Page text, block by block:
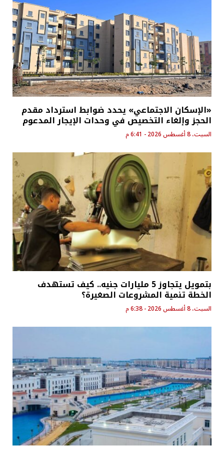
«الإسكان الاجتماعي» يحدد ضوابط استرداد مقدم
الحجز وإلغاء التخصيص في وحدات الإيجار المدعوم
السبت، 8 أغسطس 2026 - 6:41 م
بتمويل يتجاوز 5 مليارات جنيه.. كيف تستهدف
الخطة تنمية المشروعات الصغيرة؟
السبت، 8 أغسطس 2026 - 6:38 م